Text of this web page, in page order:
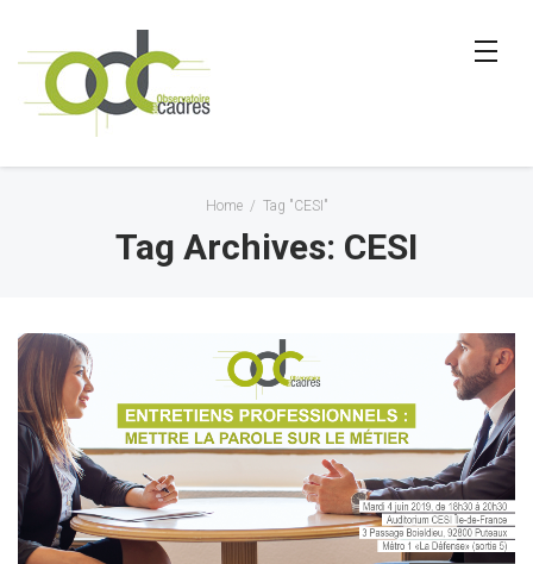
Home / Tag "CESI"
Tag Archives: CESI